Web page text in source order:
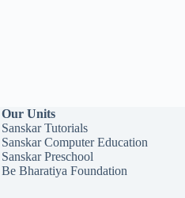
Our Units
Sanskar Tutorials
Sanskar Computer Education
Sanskar Preschool
Be Bharatiya Foundation